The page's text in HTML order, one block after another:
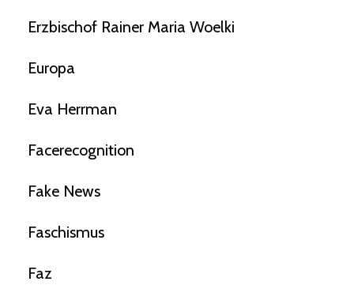
Erzbischof Rainer Maria Woelki
Europa
Eva Herrman
Facerecognition
Fake News
Faschismus
Faz